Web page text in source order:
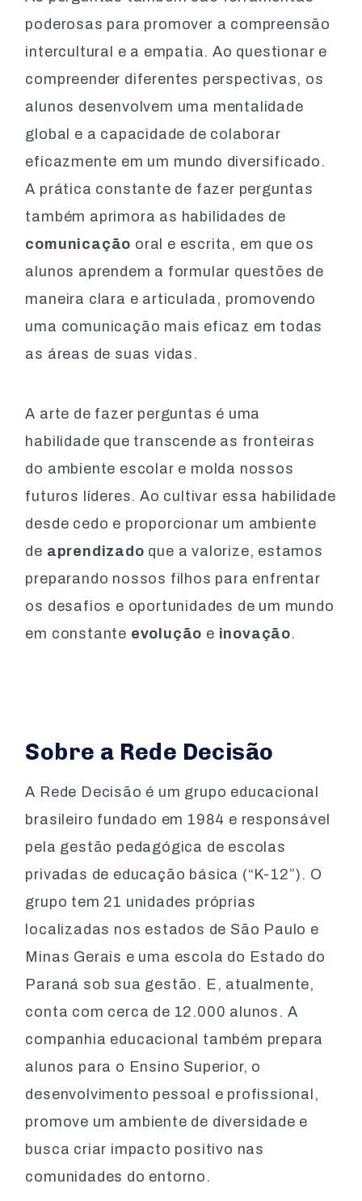
poderosas para promover a compreensão
intercultural e a empatia. Ao questionar e
compreender diferentes perspectivas, os
alunos desenvolvem uma mentalidade
global e a capacidade de colaborar
eficazmente em um mundo diversificado.
A prática constante de fazer perguntas
também aprimora as habilidades de
comunicação oral e escrita, em que os
alunos aprendem a formular questões de
maneira clara e articulada, promovendo
uma comunicação mais eficaz em todas
as áreas de suas vidas.
A arte de fazer perguntas é uma
habilidade que transcende as fronteiras
do ambiente escolar e molda nossos
futuros líderes. Ao cultivar essa habilidade
desde cedo e proporcionar um ambiente
de aprendizado que a valorize, estamos
preparando nossos filhos para enfrentar
os desafios e oportunidades de um mundo
em constante evolução e inovação.
Sobre a Rede Decisão
A Rede Decisão é um grupo educacional
brasileiro fundado em 1984 e responsável
pela gestão pedagógica de escolas
privadas de educação básica (“K-12”). O
grupo tem 21 unidades próprias
localizadas nos estados de São Paulo e
Minas Gerais e uma escola do Estado do
Paraná sob sua gestão. E, atualmente,
conta com cerca de 12.000 alunos. A
companhia educacional também prepara
alunos para o Ensino Superior, o
desenvolvimento pessoal e profissional,
promove um ambiente de diversidade e
busca criar impacto positivo nas
comunidades do entorno.